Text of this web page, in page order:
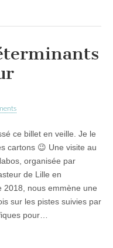
ce billet en veille. Je le
cartons 😉 Une visite au
organisée par
de Lille en
2018, nous emmène une
sur les pistes suivies par
pour…